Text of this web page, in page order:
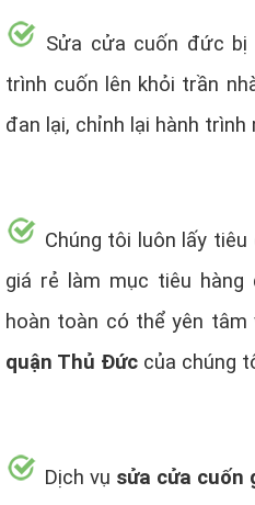
Sửa cửa cuốn đức bị
trình cuốn lên khỏi trần
đan lại, chỉnh lại hành trình
Chúng tôi luôn lấy
giá rẻ làm mục tiêu hàng
hoàn toàn có thể yên tâm
quận Thủ Đức của chúng
Dịch vụ sửa cửa cuốn